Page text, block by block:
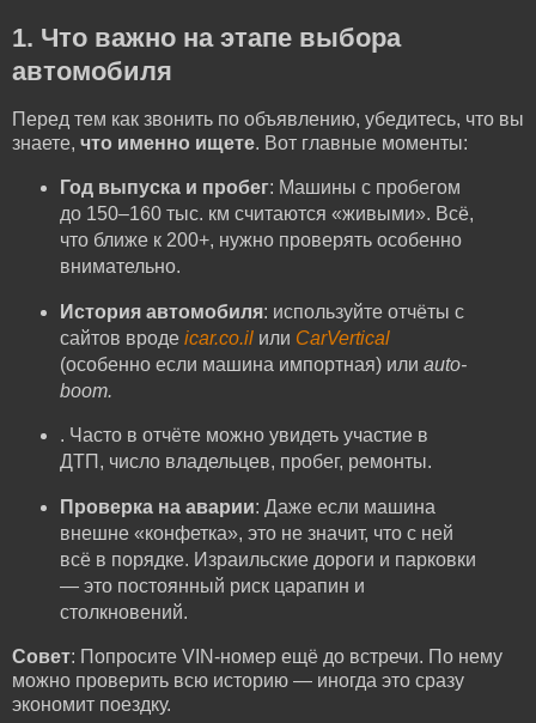
1. Что важно на этапе выбора
автомобиля
Перед тем как звонить по объявлению, убедитесь, что вы
знаете, что именно ищете. Вот главные моменты:
Год выпуска и пробег: Машины с пробегом
до 150–160 тыс. км считаются «живыми». Всё,
что ближе к 200+, нужно проверять особенно
внимательно.
История автомобиля: используйте отчёты с
сайтов вроде icar.co.ilили CarVertical
(особенно если машина импортная) или auto-
boom.
. Часто в отчёте можно увидеть участие в
ДТП, число владельцев, пробег, ремонты.
Проверка на аварии: Даже если машина
внешне «конфетка», это не значит, что с ней
всё в порядке. Израильские дороги и парковки
— это постоянный риск царапин и
столкновений.
Совет: Попросите VIN-номер ещё до встречи. По нему
можно проверить всю историю — иногда это сразу
экономит поездку.